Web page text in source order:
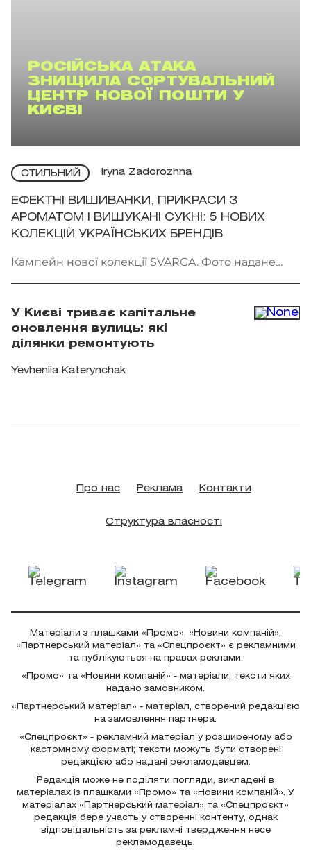
РОСІЙСЬКА АТАКА
ЗНИЩИЛА СОРТУВАЛЬНИЙ
ЦЕНТР НОВОЇ ПОШТИ У
КИЄВІ
СТИЛЬНИЙ Iryna Zadorozhna
ЕФЕКТНІ ВИШИВАНКИ, ПРИКРАСИ З
АРОМАТОМ І ВИШУКАНІ СУКНІ: 5 НОВИХ
КОЛЕКЦІЙ УКРАЇНСЬКИХ БРЕНДІВ
Кампейн нової колекції SVARGA. Фото надане
У Києві триває капітальне
оновлення вулиць: які
ділянки ремонтують
Yevheniia Katerynchak
Про нас Реклама Контакти
Структура власності
Матеріали з плашками «Промо», «Новини компаній»,
«Партнерський матеріал» та «Спецпроєкт» є рекламними
та публікуються на правах реклами.
«Промо» та «Новини компаній» - матеріали, тексти яких
надано замовником.
«Партнерський матеріал» - матеріал, створений редакцією
на замовлення партнера.
«Спецпроєкт» - рекламний матеріал у розширеному або
кастомному форматі; тексти можуть бути створені
редакцією або надані рекламодавцем.
Редакція може не поділяти погляди, викладені в
матеріалах із плашками «Промо» та «Новини компаній». У
матеріалах «Партнерський матеріал» та «Спецпроєкт»
редакція бере участь у створенні контенту, однак
відповідальність за рекламні твердження несе
рекламодавець.